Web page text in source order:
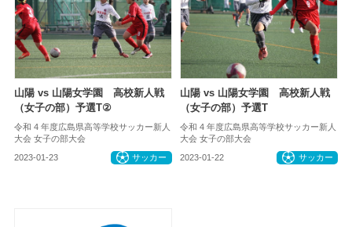
山陽 vs 山陽女学園 高校新人戦
（女子の部）予選T②
令和 4 年度広島県高等学校サッカー新人
大会 女子の部大会
2023-01-23 サッカー
山陽 vs 山陽女学園 高校新人戦
（女子の部）予選T
令和 4 年度広島県高等学校サッカー新人
大会 女子の部大会
2023-01-22 サッカー